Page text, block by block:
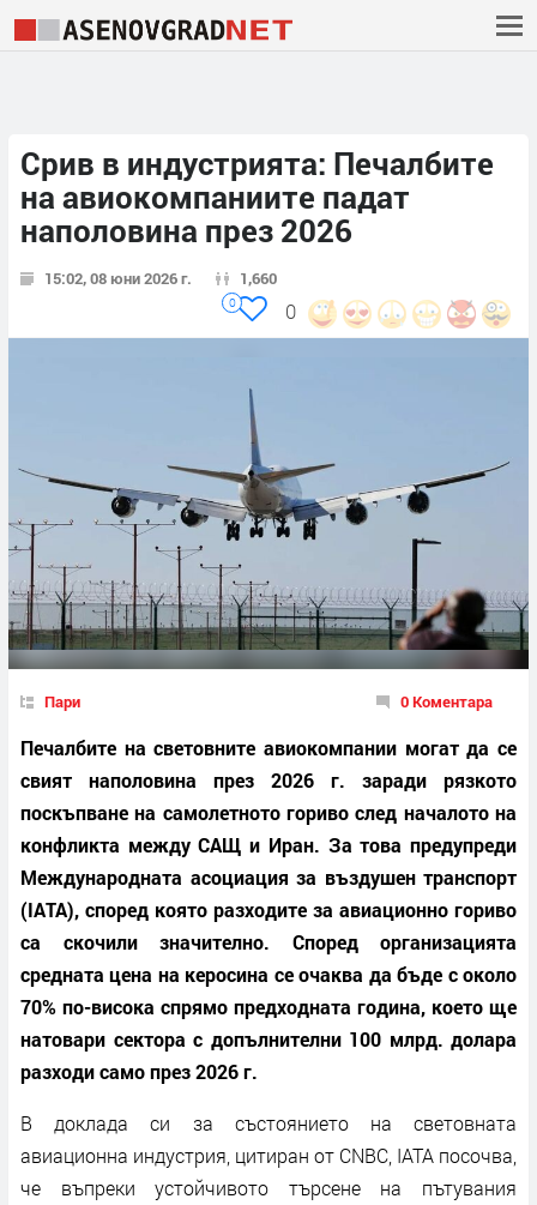
Срив в индустрията: Печалбите
на авиокомпаниите падат
наполовина през 2026
15:02, 08 юни 2026 г. 1,660
0
0
Пари 0 Коментара
Печалбите на световните авиокомпании могат да се
свият наполовина през 2026 г. заради рязкото
поскъпване на самолетното гориво след началото на
конфликта между САЩ и Иран. За това предупреди
Международната асоциация за въздушен транспорт
(IATA), според която разходите за авиационно гориво
са скочили значително. Според организацията
средната цена на керосина се очаква да бъде с около
70% по-висока спрямо предходната година, което ще
натовари сектора с допълнителни 100 млрд. долара
разходи само през 2026 г.
В доклада си за състоянието на световната
авиационна индустрия, цитиран от CNBC, IATA посочва,
че въпреки устойчивото търсене на пътувания